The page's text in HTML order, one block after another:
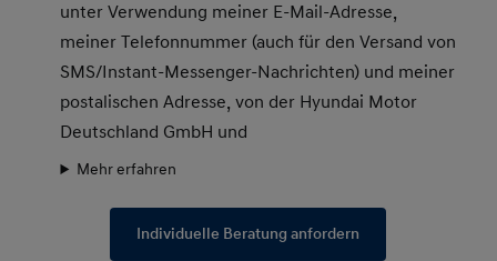
unter Verwendung meiner E-Mail-Adresse,
meiner Telefonnummer (auch für den Versand von
SMS/Instant-Messenger-Nachrichten) und meiner
postalischen Adresse, von der Hyundai Motor
Deutschland GmbH und
Mehr erfahren
Individuelle Beratung anfordern